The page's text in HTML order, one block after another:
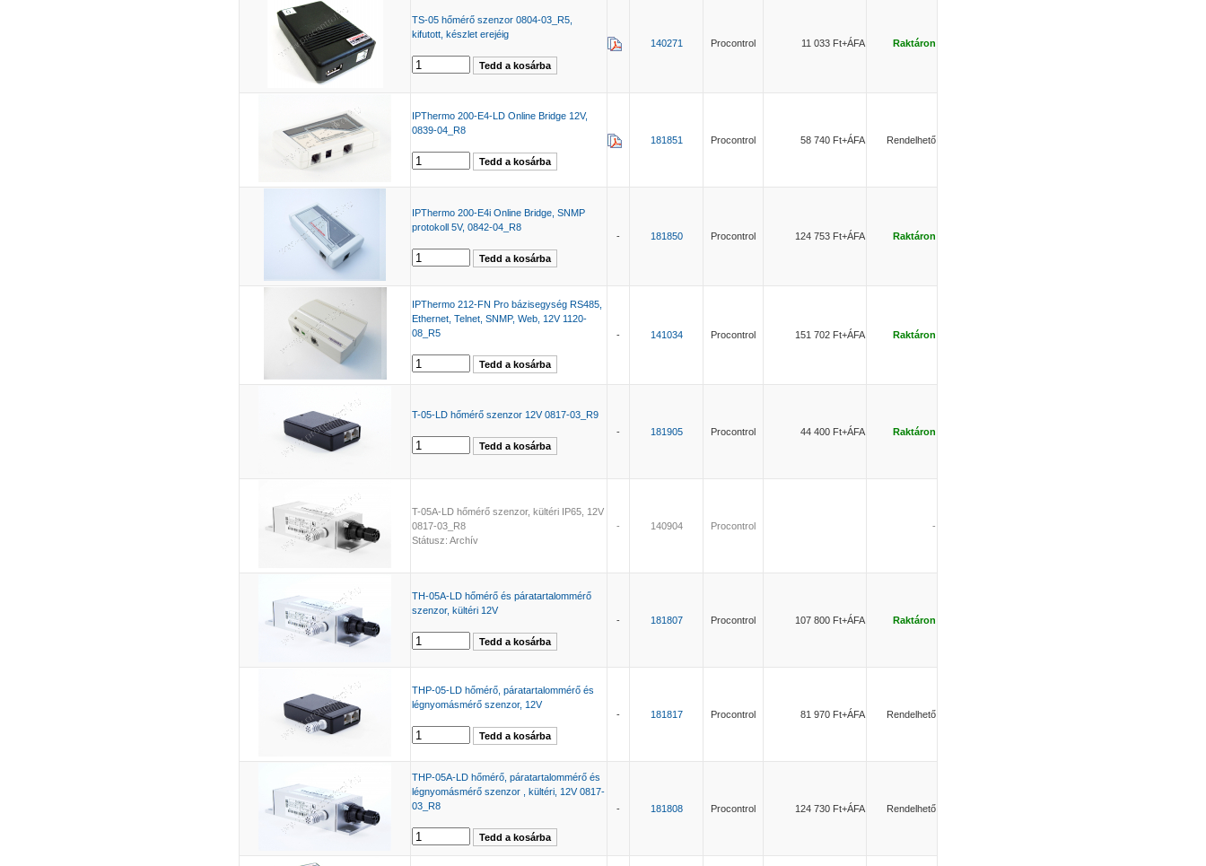
TS-05 hőmérő szenzor 0804-03_R5,
kifutott, készlet erejéig
140271
Procontrol 11 033 Ft+ÁFA Raktáron
IPThermo 200-E4-LD Online Bridge 12V,
0839-04_R8
181851
Procontrol 58 740 Ft+ÁFA Rendelhető
IPThermo 200-E4i Online Bridge, SNMP
protokoll 5V, 0842-04_R8
-
181850 Procontrol 124 753 Ft+ÁFA Raktáron
IPThermo 212-FN Pro bázisegység RS485,
Ethernet, Telnet, SNMP, Web, 12V 1120-
08_R5
- 141034 Procontrol 151 702 Ft+ÁFA Raktáron
T-05-LD hőmérő szenzor 12V 0817-03_R9
-
181905 Procontrol 44 400 Ft+ÁFA Raktáron
T-05A-LD hőmérő szenzor, kültéri IP65, 12V
0817-03_R8
Státusz: Archív
- 140904 Procontrol -
TH-05A-LD hőmérő és páratartalommérő
szenzor, kültéri 12V
-
181807 Procontrol 107 800 Ft+ÁFA Raktáron
THP-05-LD hőmérő, páratartalommérő és
légnyomásmérő szenzor, 12V
-
181817 Procontrol 81 970 Ft+ÁFA Rendelhető
THP-05A-LD hőmérő, páratartalommérő és
légnyomásmérő szenzor , kültéri, 12V 0817-
03_R8
- 181808 Procontrol 124 730 Ft+ÁFA Rendelhető